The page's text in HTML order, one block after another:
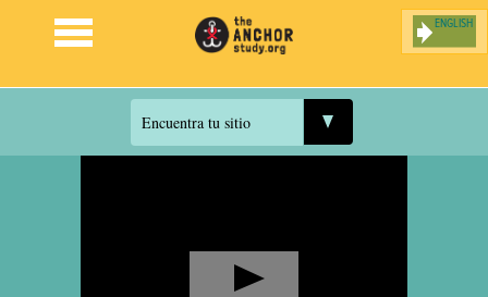
Jump to navigation
ENGLISH
Encuentra tu sitio